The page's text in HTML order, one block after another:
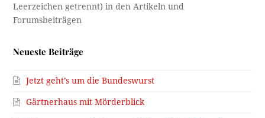
Neueste Beiträge
Jetzt geht’s um die Bundeswurst
Gärtnerhaus mit Mörderblick